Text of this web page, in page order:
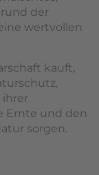
der
wertvollen
kauft,
ihrer
Ernte und den
sorgen.